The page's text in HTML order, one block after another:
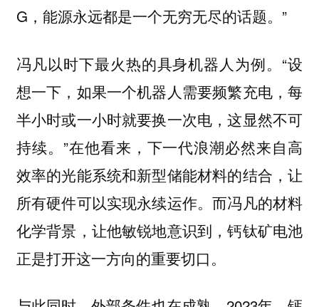
G，能源永远都是一个无穷无尽的话题。”
冯凡以时下最火热的具身机器人为例。“设
想一下，如果一个机器人需要频繁充电，每
半小时或一小时就要换一次电，这显然不可
持续。”在他看来，下一代浪潮必然来自高
效率的光能系统和新型储能材料的结合，让
所有硬件可以实现永续运作。而冯凡的材料
化学背景，让他敏锐地意识到，钙钛矿电池
正是打开这一方向的重要切口。